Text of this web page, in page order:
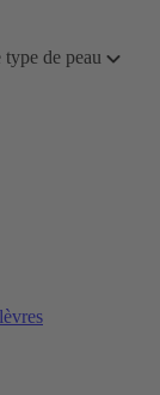
type de peau